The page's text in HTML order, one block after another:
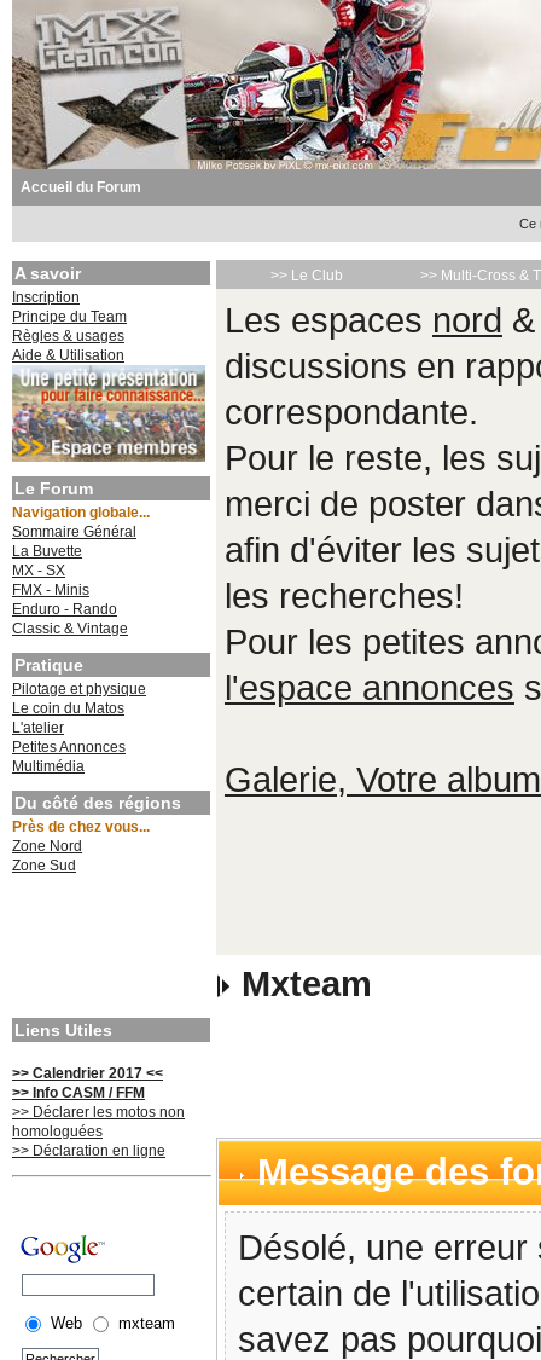
Accueil du Forum
Ce
A savoir
Inscription
Principe du Team
Règles & usages
Aide & Utilisation
Le Forum
Navigation globale...
Sommaire Général
La Buvette
MX - SX
FMX - Minis
Enduro - Rando
Classic & Vintage
Pratique
Pilotage et physique
Le coin du Matos
L'atelier
Petites Annonces
Multimédia
Du côté des régions
Près de chez vous...
Zone Nord
Zone Sud
Liens Utiles
>> Calendrier 2017 <<
>> Info CASM / FFM
>> Déclarer les motos non
homologuées
>> Déclaration en ligne
Web mxteam
>> Le Club >> Multi-Cross &
Les espaces nord
discussions en
correspondante.
Pour le reste, les
merci de poster
afin d'éviter les
les recherches!
Pour les petites
l'espace annonces
Galerie, Votre
Mxteam
Message des
Désolé, une
certain de
savez pas